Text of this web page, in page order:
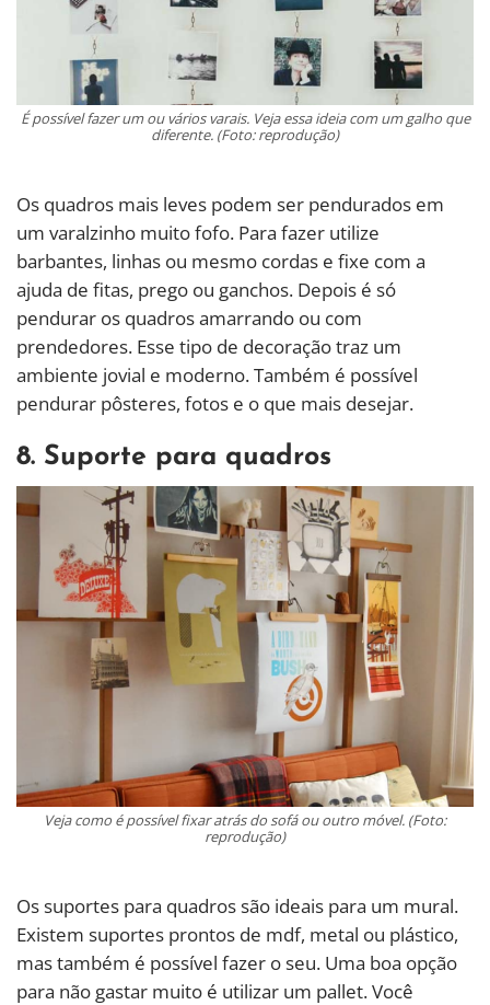
É possível fazer um ou vários varais. Veja essa ideia com um galho que
diferente. (Foto: reprodução)
Os quadros mais leves podem ser pendurados em
um varalzinho muito fofo. Para fazer utilize
barbantes, linhas ou mesmo cordas e fixe com a
ajuda de fitas, prego ou ganchos. Depois é só
pendurar os quadros amarrando ou com
prendedores. Esse tipo de decoração traz um
ambiente jovial e moderno. Também é possível
pendurar pôsteres, fotos e o que mais desejar.
8. Suporte para quadros
Veja como é possível fixar atrás do sofá ou outro móvel. (Foto:
reprodução)
Os suportes para quadros são ideais para um mural.
Existem suportes prontos de mdf, metal ou plástico,
mas também é possível fazer o seu. Uma boa opção
para não gastar muito é utilizar um pallet. Você